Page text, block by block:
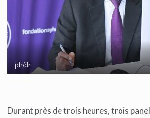
ph/dr
Durant près de trois heures, trois